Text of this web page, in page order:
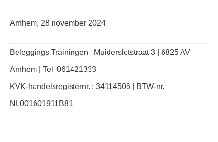
Arnhem, 28 november 2024
Beleggings Trainingen | Muiderslotstraat 3 | 6825 AV
Arnhem | Tel: 061421333
KVK-handelsregisternr. : 34114506 | BTW-nr.
NL001601911B81